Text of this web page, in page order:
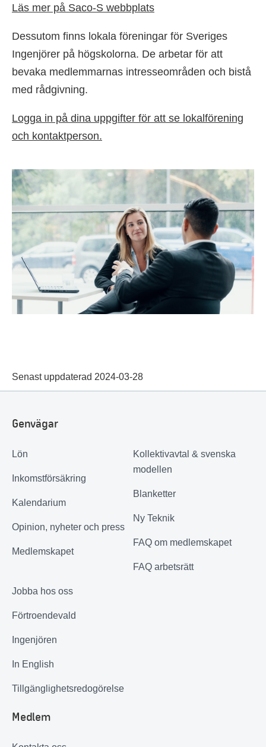
Läs mer på Saco-S webbplats
Dessutom finns lokala föreningar för Sveriges
Ingenjörer på högskolorna. De arbetar för att
bevaka medlemmarnas intresseområden och bistå
med rådgivning.
Logga in på dina uppgifter för att se lokalförening
och kontaktperson.
Senast uppdaterad 2024-03-28
Genvägar
Lön
Inkomstförsäkring
Kalendarium
Opinion, nyheter och press
Medlemskapet
Kollektivavtal & svenska
modellen
Blanketter
Ny Teknik
FAQ om medlemskapet
FAQ arbetsrätt
Jobba hos oss
Förtroendevald
Ingenjören
In English
Tillgänglighetsredogörelse
Medlem